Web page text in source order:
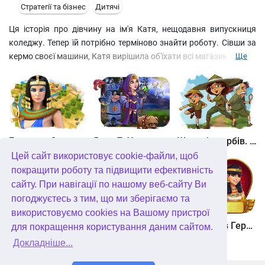
Цей сайт використовує cookie-файли, щоб
покращити роботу та підвищити ефективність
сайту. При навігації по нашому веб-сайту Ви
погоджуєтесь з тим, що ми зберігаємо та
використовуємо cookies на Вашому пристрої
для покращення користування даним сайтом.
Докладніше...
Стратегії та бізнес Дитячі
Ця історія про дівчину на ім'я Катя, нещодавня випускниця
коледжу. Тепер їй потрібно терміново знайти роботу. Сівши за
кермо своєї машини, Катя вирішила об'їхати всі магазини. Але її
величезний затор. У розпачі, боячись не встигнути, відважна
дівчина вискочила з машини та почала регулювати рух,
допомагаючи водіям пройти небезпечне місце. Тут її і помітив
власник одного супермаркету. Вразившись ентузіазму Каті,
він, не замислюючись, запропонував їй роботу.
Ще
Шукачі скарбів. Камінь душі
Шукачі скарбів. Сніжна королева. колекційне видання Алісія Квотермейн 3. Таємниця палаючого золота. колекційне видання 12 подвигів Геракла. Як я зустрів Мегару. колекційне видання